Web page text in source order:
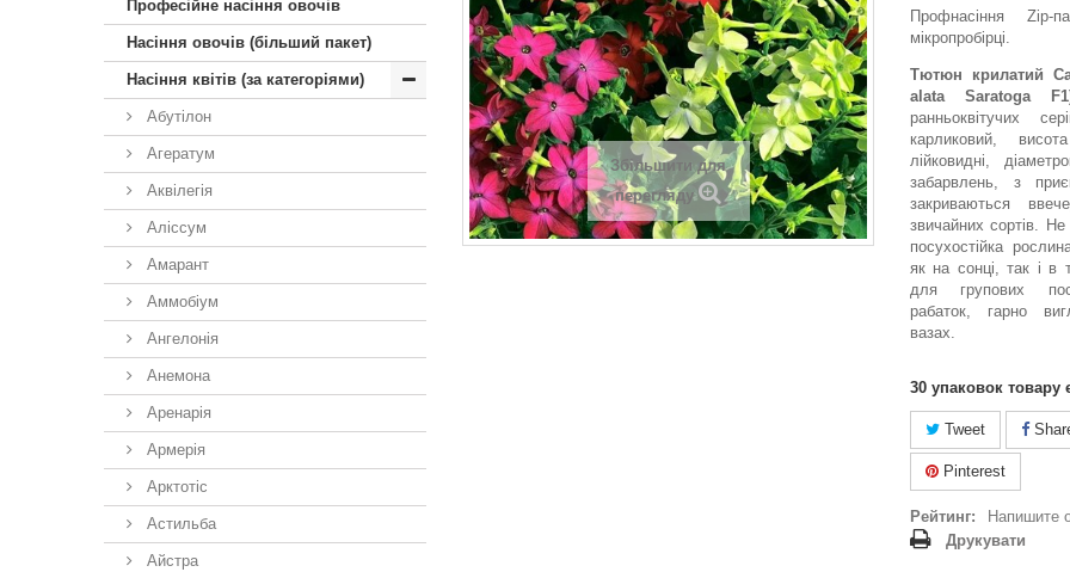
Професійне насіння овочів
Насіння овочів (більший пакет)
Насіння квітів (за категоріями)
Абутілон
Агератум
Аквілегія
Аліссум
Амарант
Аммобіум
Ангелонія
Анемона
Аренарія
Армерія
Арктотiс
Астильба
Айстра
Збільшити для
перегляду
Профнасіння
мікропробірці.
Тютюн крилатий
alata Saratoga
ранньоквітучих
карликовий,
лійковидні,
забарвлень, з
закриваються
звичайних сортів.
посухостійка
як на сонці, так і в
для групових
рабаток, гарно
вазах.
30 упаковок товару
Tweet
Pinterest
Рейтинг:
Напишите
Друкувати